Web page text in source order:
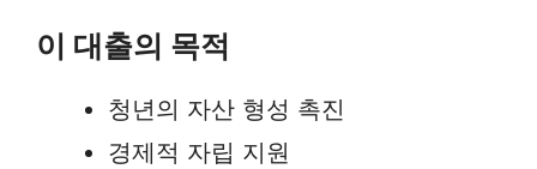
이 대출의 목적
청년의 자산 형성 촉진
경제적 자립 지원